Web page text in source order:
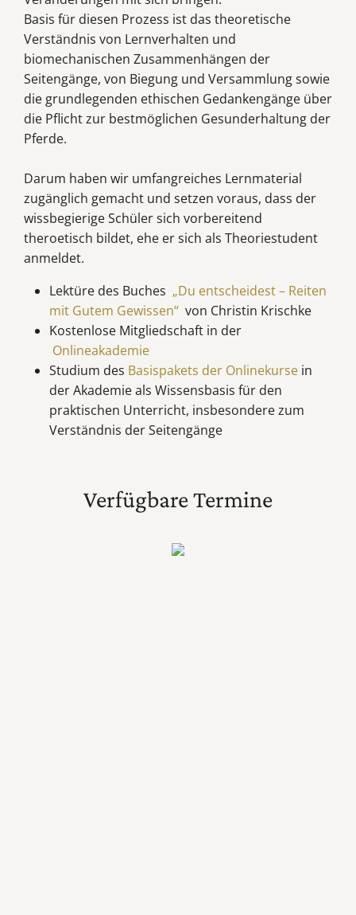
Basis für diesen Prozess ist das theoretische
Verständnis von Lernverhalten und
biomechanischen Zusammenhängen der
Seitengänge, von Biegung und Versammlung sowie
die grundlegenden ethischen Gedankengänge über
die Pflicht zur bestmöglichen Gesunderhaltung der
Pferde.
Darum haben wir umfangreiches Lernmaterial
zugänglich gemacht und setzen voraus, dass der
wissbegierige Schüler sich vorbereitend
theroetisch bildet, ehe er sich als Theoriestudent
anmeldet.
Lektüre des Buches „Du entscheidest – Reiten
mit Gutem Gewissen“ von Christin Krischke
Kostenlose Mitgliedschaft in der
Onlineakademie
Studium des Basispakets der Onlinekurse in
der Akademie als Wissensbasis für den
praktischen Unterricht, insbesondere zum
Verständnis der Seitengänge
Verfügbare Termine